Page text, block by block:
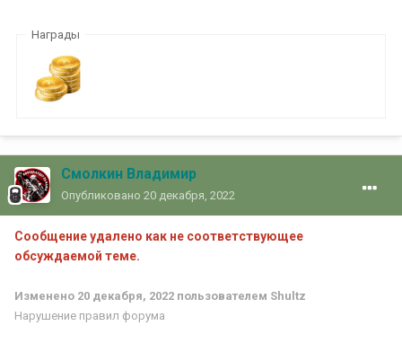
Награды
Смолкин Владимир
Опубликовано 20 декабря, 2022
Сообщение удалено как не соответствующее
обсуждаемой теме.
Изменено 20 декабря, 2022 пользователем Shultz
Нарушение правил форума